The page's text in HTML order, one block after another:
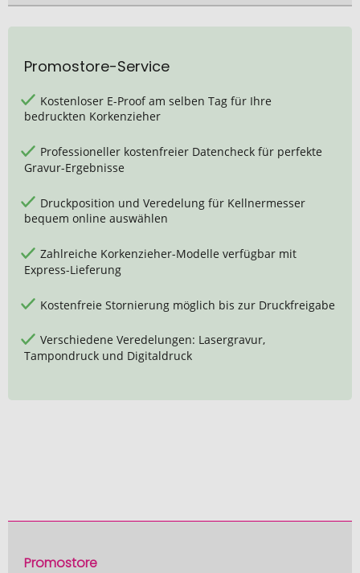
Promostore-Service
Kostenloser E-Proof am selben Tag für Ihre
bedruckten Korkenzieher
Professioneller kostenfreier Datencheck für perfekte
Gravur-Ergebnisse
Druckposition und Veredelung für Kellnermesser
bequem online auswählen
Zahlreiche Korkenzieher-Modelle verfügbar mit
Express-Lieferung
Kostenfreie Stornierung möglich bis zur Druckfreigabe
Verschiedene Veredelungen: Lasergravur,
Tampondruck und Digitaldruck
Promostore